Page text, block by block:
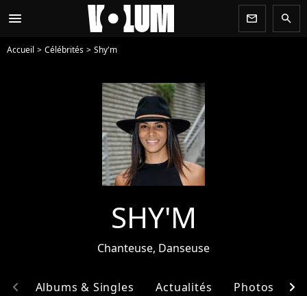
menu newsletter search
Accueil Célébrités Shy'm
SHY'M
Chanteuse, Danseuse
Albums & Singles Actualités Photos
chevron_left chevron_right